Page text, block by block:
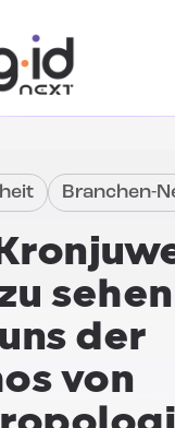
Branchen-
der
von